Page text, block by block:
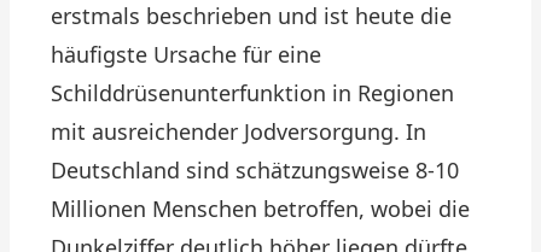
erstmals beschrieben und ist heute die
häufigste Ursache für eine
Schilddrüsenunterfunktion in Regionen
mit ausreichender Jodversorgung. In
Deutschland sind schätzungsweise 8-10
Millionen Menschen betroffen, wobei die